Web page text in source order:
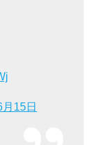
15日